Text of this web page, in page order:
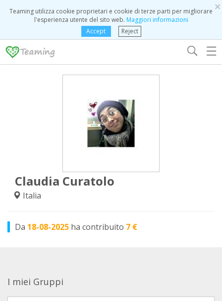
×
Teaming utilizza cookie proprietari e cookie di terze parti per migliorare
l'esperienza utente del sito web. Maggiori informazioni
Accept
Reject
☰
Claudia Curatolo
Italia
Da 18-08-2025 ha contribuito 7 €
I miei Gruppi